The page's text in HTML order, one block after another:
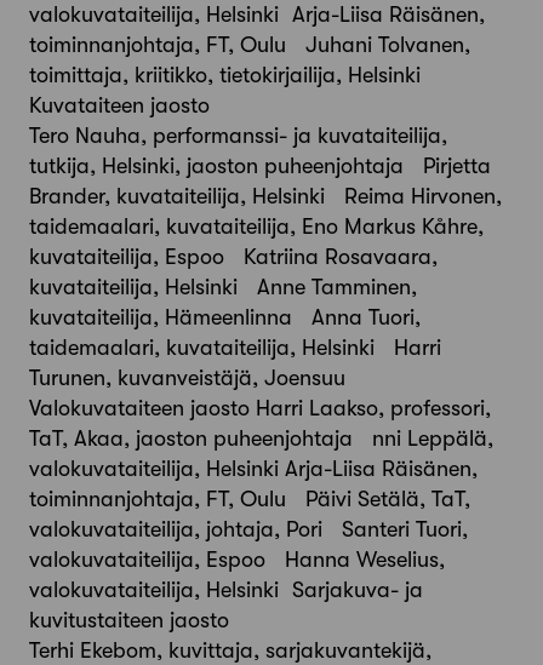
valokuvataiteilija, Helsinki Arja-Liisa Räisänen,
toiminnanjohtaja, FT, Oulu Juhani Tolvanen,
toimittaja, kriitikko, tietokirjailija, Helsinki
Kuvataiteen jaosto
Tero Nauha, performanssi- ja kuvataiteilija,
tutkija, Helsinki, jaoston puheenjohtaja Pirjetta
Brander, kuvataiteilija, Helsinki Reima Hirvonen,
taidemaalari, kuvataiteilija, Eno Markus Kåhre,
kuvataiteilija, Espoo Katriina Rosavaara,
kuvataiteilija, Helsinki Anne Tamminen,
kuvataiteilija, Hämeenlinna Anna Tuori,
taidemaalari, kuvataiteilija, Helsinki Harri
Turunen, kuvanveistäjä, Joensuu
Valokuvataiteen jaosto Harri Laakso, professori,
TaT, Akaa, jaoston puheenjohtaja nni Leppälä,
valokuvataiteilija, Helsinki Arja-Liisa Räisänen,
toiminnanjohtaja, FT, Oulu Päivi Setälä, TaT,
valokuvataiteilija, johtaja, Pori Santeri Tuori,
valokuvataiteilija, Espoo Hanna Weselius,
valokuvataiteilija, Helsinki Sarjakuva- ja
kuvitustaiteen jaosto
Terhi Ekebom, kuvittaja, sarjakuvantekijä,